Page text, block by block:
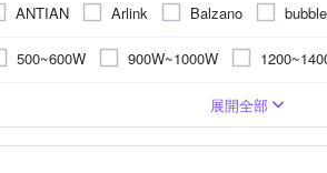
ANTIAN Arlink Balzano
JOYOUNG 九陽
Kolin 歌林 KINYO
TIGER 虎牌 TOSHIBA 東芝
500~600W 900W~1000W
300~400W 400~500W
300W以下
600W以下
2公升以上 3人份
電火鍋 專業型
鋁合金
塑膠 鍍鋅鋼板
塑料PP
展開全部